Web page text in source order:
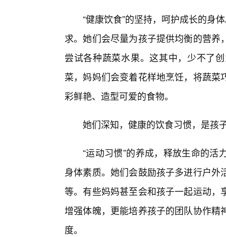
“健康饮食”的坚持，呵护成长的身
求。她们会尽量为孩子提供均衡的营
尝试各种蔬菜水果。这其中，少不了
菜，妈妈们会变着花样地烹饪，将蔬
彩鲜艳、造型可爱的食物。
她们深知，健康的饮食习惯，是孩
“运动习惯”的养成，释放生命的
身体素质。她们会鼓励孩子多进行户
等。有些妈妈甚至会和孩子一起运动
增强体魄，更能培养孩子的团队协作
度。